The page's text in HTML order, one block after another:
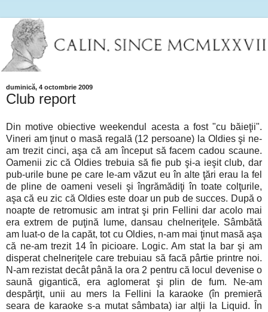
duminică, 4 octombrie 2009
Club report
Din motive obiective weekendul acesta a fost "cu băieţii".
Vineri am ţinut o masă regală (12 persoane) la Oldies şi ne-
am trezit cinci, aşa că am început să facem cadou scaune.
Oamenii zic că Oldies trebuia să fie pub şi-a ieşit club, dar
pub-urile bune pe care le-am văzut eu în alte ţări erau la fel
de pline de oameni veseli şi îngrămădiţi în toate colţurile,
aşa că eu zic că Oldies este doar un pub de succes. După o
noapte de retromusic am intrat şi prin Fellini dar acolo mai
era extrem de puţină lume, dansau chelneriţele. Sâmbătă
am luat-o de la capăt, tot cu Oldies, n-am mai ţinut masă aşa
că ne-am trezit 14 în picioare. Logic. Am stat la bar şi am
disperat chelneriţele care trebuiau să facă pârtie printre noi.
N-am rezistat decât până la ora 2 pentru că locul devenise o
saună gigantică, era aglomerat şi plin de fum. Ne-am
despărţit, unii au mers la Fellini la karaoke (în premieră
seara de karaoke s-a mutat sâmbata) iar alţii la Liquid. În